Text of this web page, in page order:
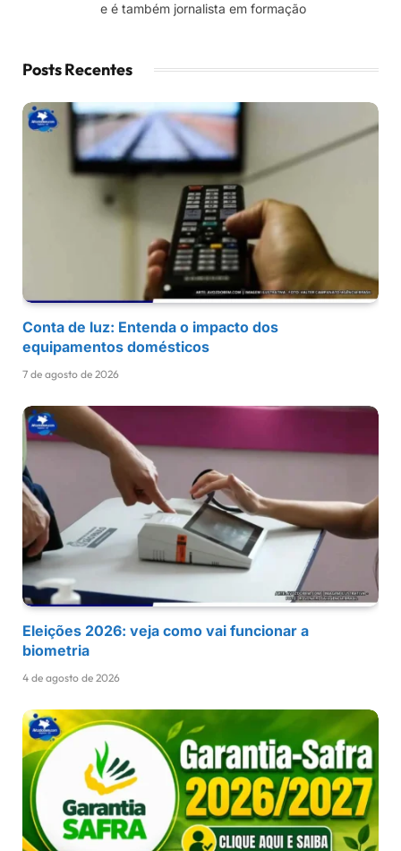
e é também jornalista em formação
Posts Recentes
Conta de luz: Entenda o impacto dos
equipamentos domésticos
7 de agosto de 2026
Eleições 2026: veja como vai funcionar a
biometria
4 de agosto de 2026